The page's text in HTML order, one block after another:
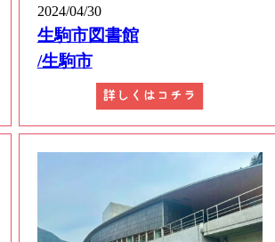
2024/04/30
生駒市図書館
/生駒市